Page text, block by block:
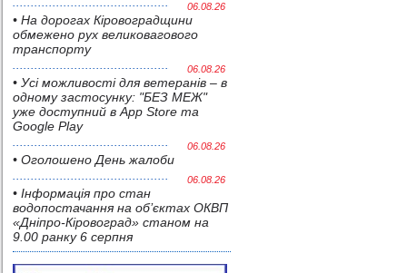
06.08.26
• На дорогах Кіровоградщини
обмежено рух великовагового
транспорту
06.08.26
• Усі можливості для ветеранів – в
одному застосунку: "БЕЗ МЕЖ"
уже доступний в App Store та
Google Play
06.08.26
• Оголошено День жалоби
06.08.26
• Інформація про стан
водопостачання на об’єктах ОКВП
«Дніпро-Кіровоград» станом на
9.00 ранку 6 серпня